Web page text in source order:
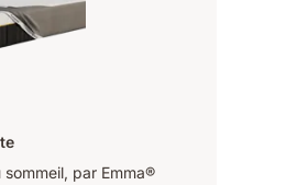
sommeil, par Emma®